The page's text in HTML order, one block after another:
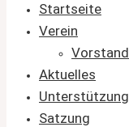
Startseite
Verein
Vorstand
Aktuelles
Unterstützung
Satzung